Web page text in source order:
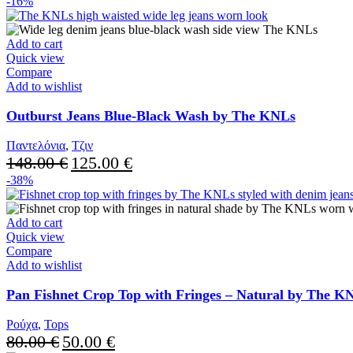
Add to cart
Quick view
Compare
Add to wishlist
Outburst Jeans Blue-Black Wash by The KNLs
Παντελόνια, Τζιν
148.00€ Original
price
148.00 €.
125.00 €Current
price
is:
125.00 €.
-38%
Add to cart
Quick view
Compare
Add to wishlist
Pan Fishnet Crop Top with Fringes – Natural by The
Ρούχα, Tops
80.00€ Original
50.00 €Current